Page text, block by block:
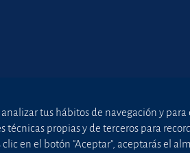
tus hábitos de navegación y
propias y de terceros para
en el botón "Aceptar", aceptarás el